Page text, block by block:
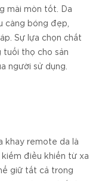
mài mòn tốt. Da
càng bóng đẹp,
Sự lựa chọn chất
tuổi thọ cho sản
người sử dụng.
khay remote da là
điều khiển từ xa
giữ tất cả trong